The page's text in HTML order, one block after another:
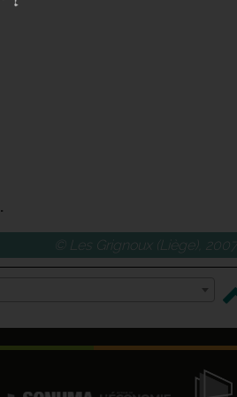
.
© Les Grignoux (Liège), 2007